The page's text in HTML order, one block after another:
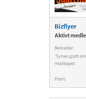
Bizflyer
Aktivt
Beskeder:
"Synes godt
modtaget:
Point: